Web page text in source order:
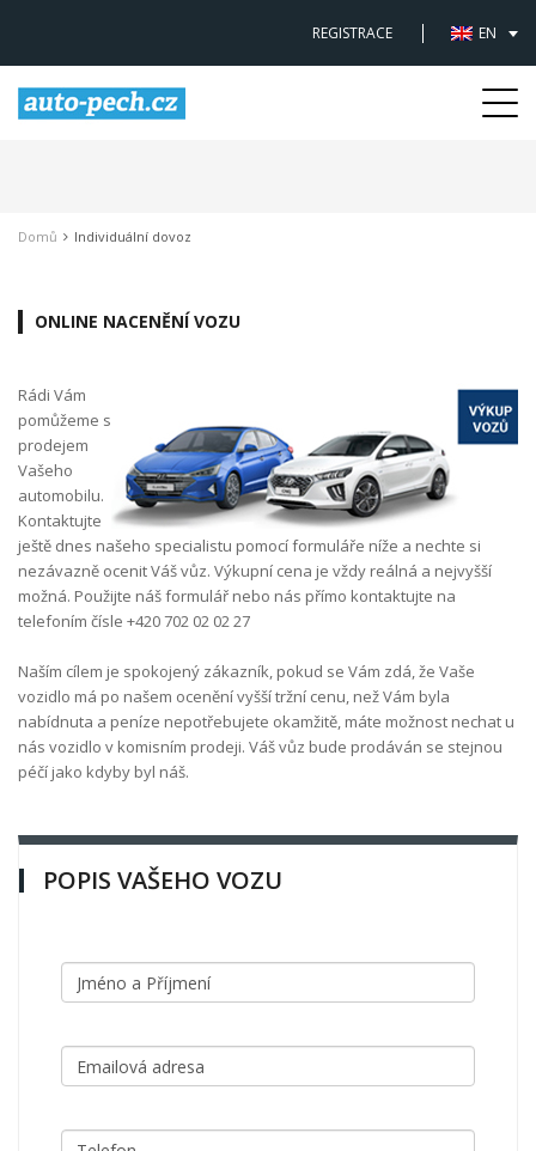
REGISTRACE EN
Domů Individuální dovoz
ONLINE NACENĚNÍ VOZU
Rádi Vám
pomůžeme s
prodejem
Vašeho
automobilu.
Kontaktujte
ještě dnes našeho specialistu pomocí formuláře níže a nechte si
nezávazně ocenit Váš vůz. Výkupní cena je vždy reálná a nejvyšší
možná. Použijte náš formulář nebo nás přímo kontaktujte na
telefoním čísle +420 702 02 02 27
Naším cílem je spokojený zákazník, pokud se Vám zdá, že Vaše
vozidlo má po našem ocenění vyšší tržní cenu, než Vám byla
nabídnuta a peníze nepotřebujete okamžitě, máte možnost nechat u
nás vozidlo v komisním prodeji. Váš vůz bude prodáván se stejnou
péčí jako kdyby byl náš.
POPIS VAŠEHO VOZU